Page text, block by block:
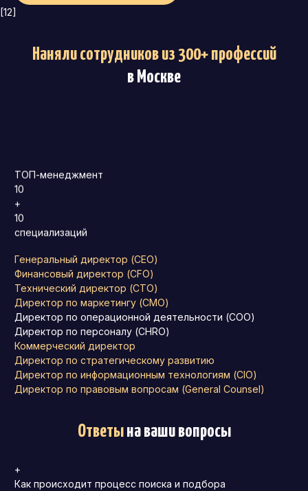
[12]
Наняли сотрудников из 300+ профессий
в Москве
ТОП-менеджмент
10
+
10
специализаций
Генеральный директор (CEO)
Финансовый директор (CFO)
Технический директор (CTO)
Директор по маркетингу (CMO)
Директор по операционной деятельности (COO)
Директор по персоналу (CHRO)
Коммерческий директор
Директор по стратегическому развитию
Директор по информационным технологиям (CIO)
Директор по правовым вопросам (General Counsel)
Ответына ваши вопросы
+
Как происходит процесс поиска и подбора